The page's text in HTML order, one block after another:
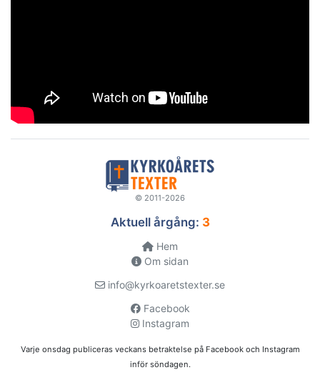
© 2011-2026
Aktuell årgång: 3
Hem
Om sidan
info@kyrkoaretstexter.se
Facebook
Instagram
Varje onsdag publiceras veckans betraktelse på Facebook och Instagram
inför söndagen.